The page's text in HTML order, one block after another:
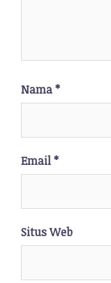
Nama*
Email*
Situs Web